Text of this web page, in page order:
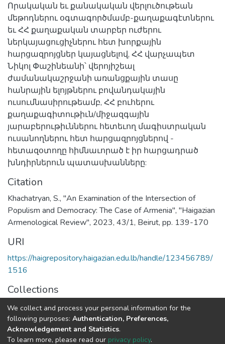
Որակական եւ քանակական վերլուծութեան
մեթոդներու օգտագործմամբ-քաղաքագէտներու
եւ ՀՀ քաղաքական տարբեր ուժերու
ներկայացուցիչներու հետ խորքային
հարցազրոյցներ կայացնելով, ՀՀ վարչապետ
Նիկոլ Փաշինեանի՝ վերոյիշեալ
ժամանակաշրջանի առանցքային տասը
հանրային ելոյթներու բովանդակային
ուսումնասիրութեամբ, ՀՀ բուհերու
քաղաքագիտութիւն/միջազգային
յարաբերութիւններու հետեւող մագիստրական
ուսանողներու հետ հարցազրոյցներով -
հետազօտողը հիմնաւորած է իր հարցադրած
խնդիրներուն պատասխանները:
Citation
Khachatryan, S., "An Examination of the Intersection of
Populism and Democracy: The Case of Armenia", "Haigazian
Armenological Review", 2023, 43/1, Beirut, pp. 139-170
URI
https://haigrepository.haigazian.edu.lb/handle/123456789/
1516
Collections
Articles
Full item page
We collect and process your personal information for the
following purposes: Authentication, Preferences,
Acknowledgement and Statistics.
To learn more, please read our privacy policy.